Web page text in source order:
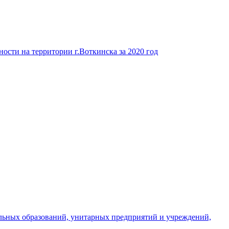
на территории г.Воткинска за 2020 год
образований, унитарных предприятий и учреждений,